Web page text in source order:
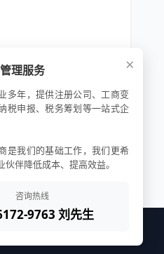
×
理服务
多年，提供注册公司、工商变
税申报、税务筹划等一站式企
是我们的基础工作，我们更希
伴降低成本、提高效益。
咨询热线
9763 刘先生